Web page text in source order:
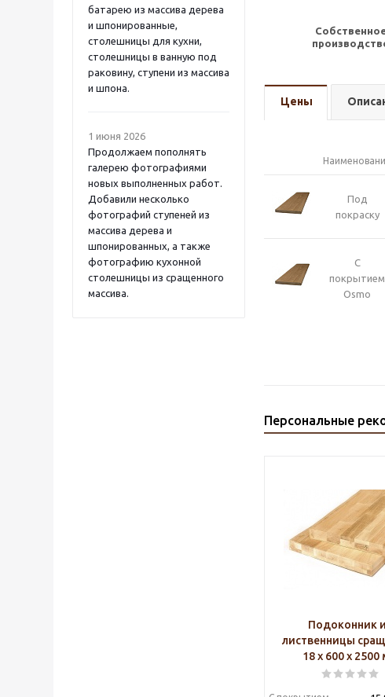
батарею из массива дерева
и шпонированные,
столешницы для кухни,
столешницы в ванную под
раковину, ступени из массива
и шпона.
1 июня 2026
Продолжаем пополнять
галерею фотографиями
новых выполненных работ.
Добавили несколько
фотографий ступеней из
массива дерева и
шпонированных, а также
фотографию кухонной
столешницы из сращенного
массива.
Цены
Под
покраску
С
покрытием
Osmo
Персональные
Подоконник
лиственницы
18 х 600 х